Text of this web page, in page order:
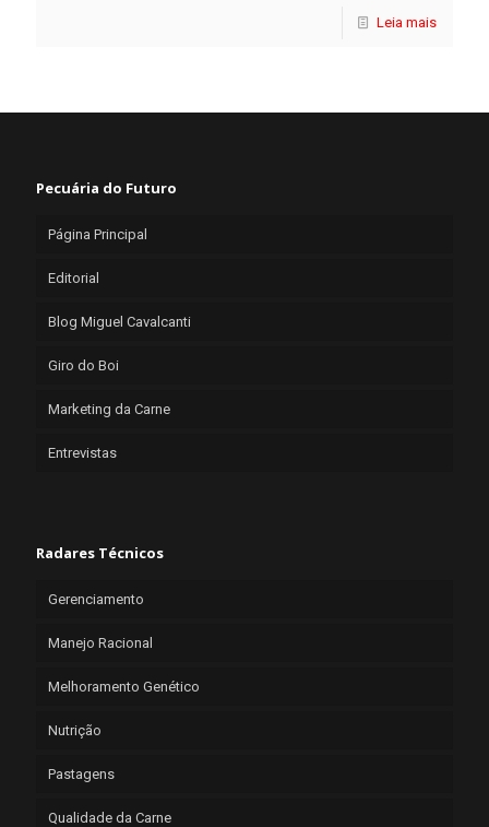
Leia mais
Pecuária do Futuro
Página Principal
Editorial
Blog Miguel Cavalcanti
Giro do Boi
Marketing da Carne
Entrevistas
Radares Técnicos
Gerenciamento
Manejo Racional
Melhoramento Genético
Nutrição
Pastagens
Qualidade da Carne